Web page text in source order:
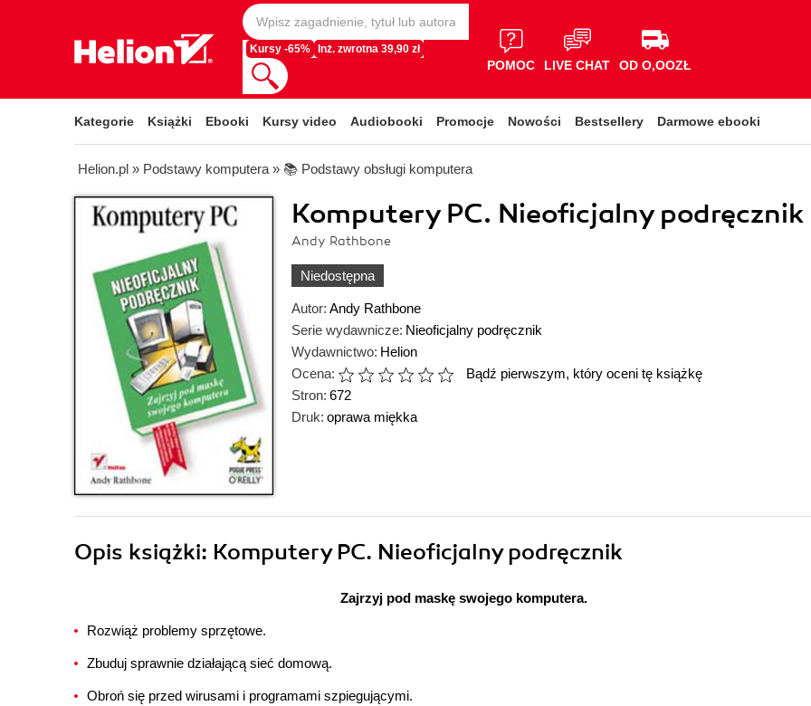
Kursy -65% Inż. zwrotna 39,90 zł
POMOC LIVE CHAT OD O,OOZŁ
Kategorie Książki Ebooki Kursy video Audiobooki Promocje Nowości Bestsellery Darmowe ebooki
Helion.pl » Podstawy komputera » 📚 Podstawy obsługi komputera
Komputery PC. Nieoficjalny podręcznik
Andy Rathbone
Niedostępna
Autor: Andy Rathbone
Serie wydawnicze: Nieoficjalny podręcznik
Wydawnictwo: Helion
Ocena:
Bądź pierwszym, który oceni tę książkę
Stron: 672
Druk: oprawa miękka
Opis książki: Komputery PC. Nieoficjalny podręcznik
Zajrzyj pod maskę swojego komputera.
Rozwiąż problemy sprzętowe.
Zbuduj sprawnie działającą sieć domową.
Obroń się przed wirusami i programami szpiegującymi.